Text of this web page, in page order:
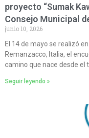
proyecto “Sumak
Consejo Municipal
junio 10, 2026
El 14 de mayo se realizó
Remanzacco, Italia, el
camino que nace desde el
Seguir leyendo »